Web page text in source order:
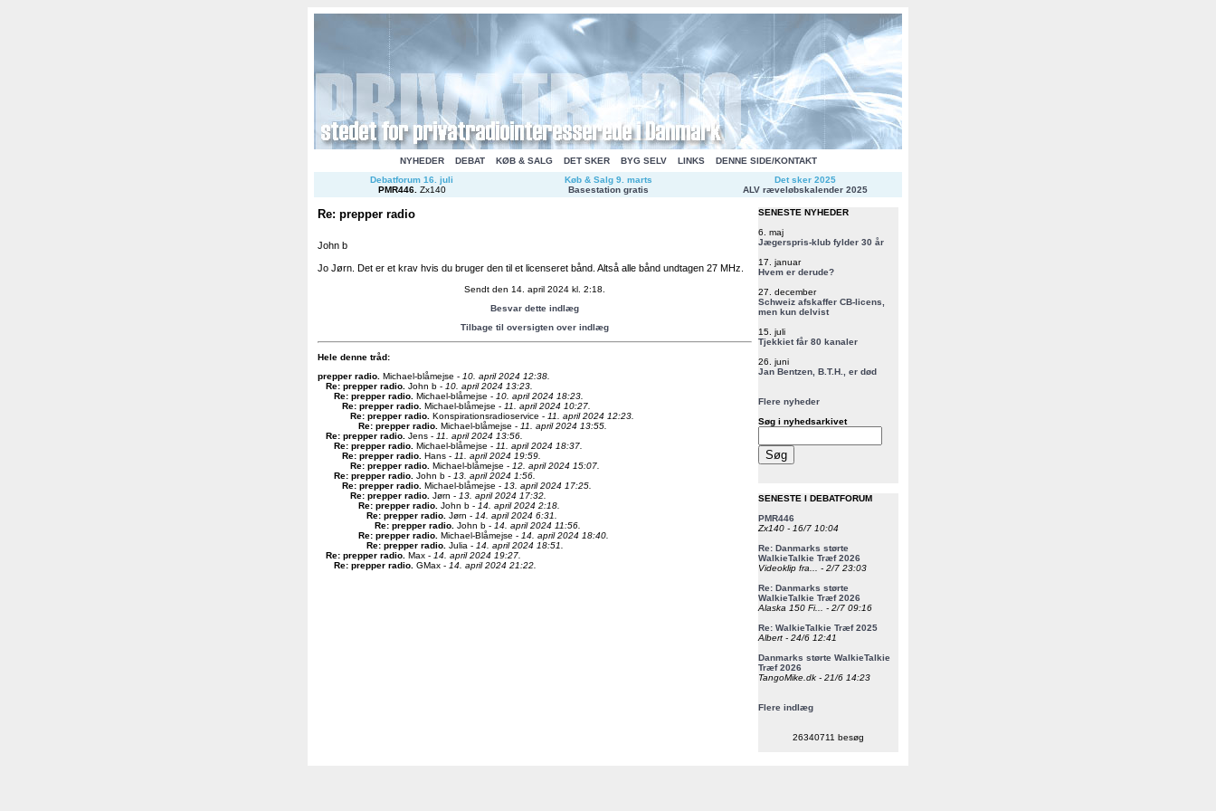
NYHEDER DEBAT KØB & SALG DET SKER BYG SELV LINKS
DENNE SIDE/KONTAKT
Debatforum 16. juli
PMR446. Zx140
Køb & Salg 9. marts
Basestation gratis
Det sker 2025
ALV ræveløbskalender 2025
Re: prepper radio
John b
Jo Jørn. Det er et krav hvis du bruger den til et licenseret bånd. Altså alle bånd undtagen 27 MHz.
Sendt den 14. april 2024 kl. 2:18.
Besvar dette indlæg
Tilbage til oversigten over indlæg
Hele denne tråd:
prepper radio Michael-blåmejse - 10. april 2024 12:38.
Re: prepper radio John b - 10. april 2024 13:23.
Re: prepper radio Michael-blåmejse - 10. april 2024 18:23.
Re: prepper radio Michael-blåmejse - 11. april 2024 10:27.
Re: prepper radio Konspirationsradioservice - 11. april 2024 12:23.
Re: prepper radio Michael-blåmejse - 11. april 2024 13:55.
Re: prepper radio Jens - 11. april 2024 13:56.
Re: prepper radio Michael-blåmejse - 11. april 2024 18:37.
Re: prepper radio Hans - 11. april 2024 19:59.
Re: prepper radio Michael-blåmejse - 12. april 2024 15:07.
Re: prepper radio John b - 13. april 2024 1:56.
Re: prepper radio Michael-blåmejse - 13. april 2024 17:25.
Re: prepper radio Jørn - 13. april 2024 17:32.
Re: prepper radio John b - 14. april 2024 2:18.
Re: prepper radio Jørn - 14. april 2024 6:31.
Re: prepper radio John b - 14. april 2024 11:56.
Re: prepper radio Michael-Blåmejse - 14. april 2024 18:40.
Re: prepper radio Julia - 14. april 2024 18:51.
Re: prepper radio Max - 14. april 2024 19:27.
Re: prepper radio GMax - 14. april 2024 21:22.
SENESTE NYHEDER
6. maj
Jægerspris-klub fylder 30 år
17. januar
Hvem er derude?
27. december
Schweiz afskaffer CB-licens,
men kun delvist
15. juli
Tjekkiet får 80 kanaler
26. juni
Jan Bentzen, B.T.H., er død
Flere nyheder
Søg i nyhedsarkivet
SENESTE I DEBATFORUM
PMR446
Zx140 - 16/7 10:04
Re: Danmarks størte
WalkieTalkie Træf 2026
Videoklip fra... - 2/7 23:03
Re: Danmarks størte
WalkieTalkie Træf 2026
Alaska 150 Fi... - 2/7 09:16
Re: WalkieTalkie Træf 2025
Albert - 24/6 12:41
Danmarks størte WalkieTalkie
Træf 2026
TangoMike.dk - 21/6 14:23
Flere indlæg
26340711 besøg